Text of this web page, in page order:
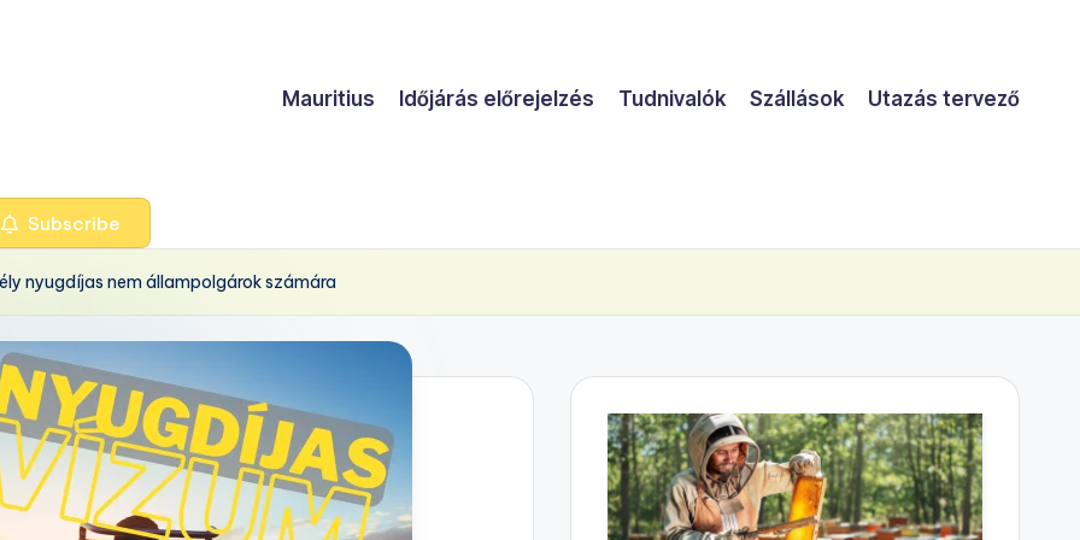
Mauritius Időjárás előrejelzés Tudnivalók Szállások Utazás tervező
Subscribe
nyugdíjas nem állampolgárok számára